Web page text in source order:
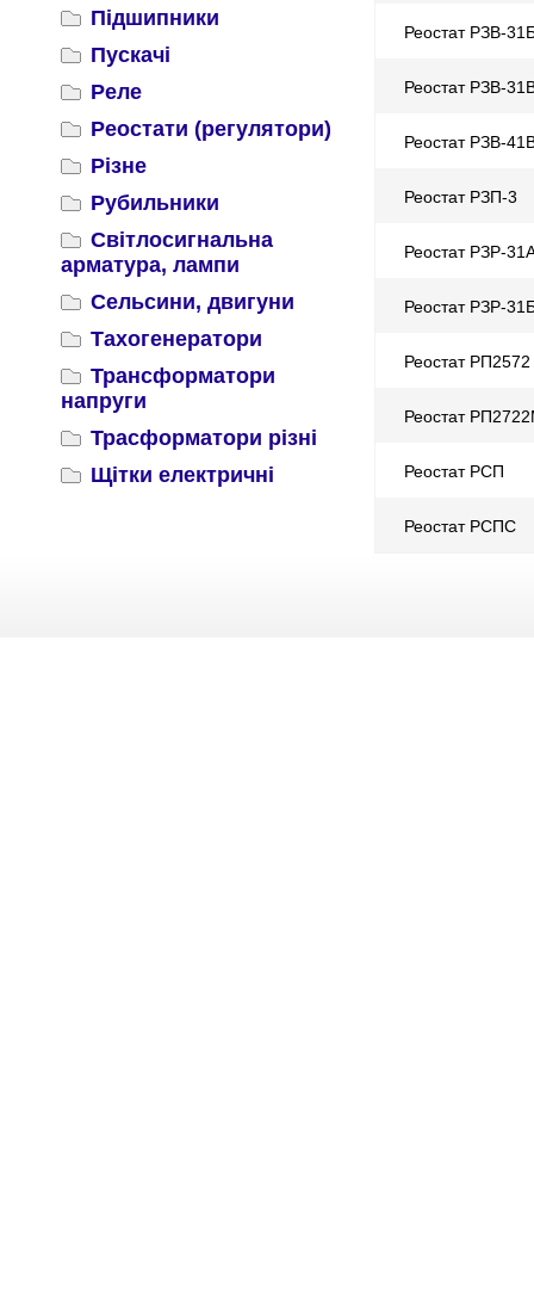
Підшипники
Пускачі
Реле
Реостати (регулятори)
Різне
Рубильники
Світлосигнальна
арматура, лампи
Сельсини, двигуни
Тахогенератори
Трансформатори
напруги
Трасформатори різні
Щітки електричні
Реостат РЗВ-
Реостат РЗВ-
Реостат РЗВ-
Реостат РЗП-3
Реостат РЗР-
Реостат РЗР-
Реостат РП2572
Реостат
Реостат РСП
Реостат РСПС